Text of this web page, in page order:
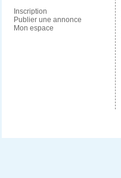
Inscription
Publier une annonce
Mon espace